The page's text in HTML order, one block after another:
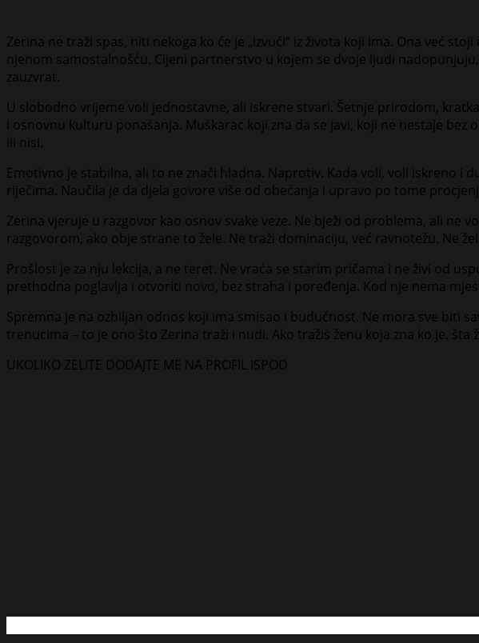
Zerina ne traži spas, niti nekoga ko će je „izvući“ iz života koji ima. Ona već
njenom samostalnošću. Cijeni partnerstvo u kojem se dvoje ljudi
zauzvrat.
U slobodno vrijeme voli jednostavne, ali iskrene stvari. Šetnje prirodom,
i osnovnu kulturu ponašanja. Muškarac koji zna da se javi, koji ne nestaje
ili nisi.
Emotivno je stabilna, ali to ne znači hladna. Naprotiv. Kada voli, voli iskreno i
riječima. Naučila je da djela govore više od obećanja i upravo po tome
Zerina vjeruje u razgovor kao osnov svake veze. Ne bježi od problema, ali
razgovorom, ako obje strane to žele. Ne traži dominaciju, već ravnotežu. Ne
Prošlost je za nju lekcija, a ne teret. Ne vraća se starim pričama i ne živi od
prethodna poglavlja i otvoriti novo, bez straha i poređenja. Kod nje nema
Spremna je na ozbiljan odnos koji ima smisao i budućnost. Ne mora sve biti
trenucima – to je ono što Zerina traži i nudi. Ako tražiš ženu koja zna ko je,
UKOLIKO ZELITE DODAJTE ME NA PROFIL ISPOD